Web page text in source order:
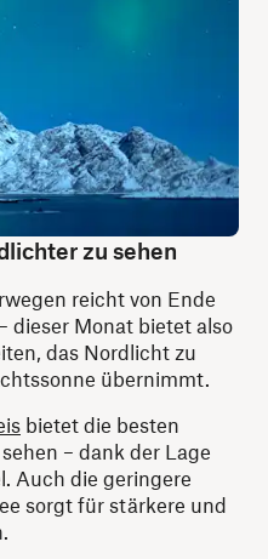
zu sehen
reicht von Ende
dieser Monat bietet also
das Nordlicht zu
übernimmt.
bietet die besten
– dank der Lage
Auch die geringere
sorgt für stärkere und